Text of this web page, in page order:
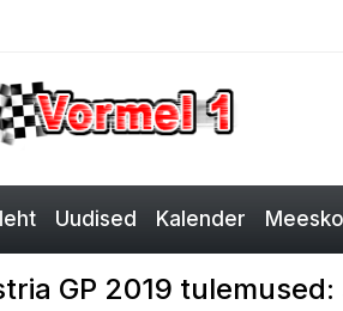
Uudised Kalender
GP 2019